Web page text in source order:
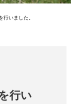
いました。
行い